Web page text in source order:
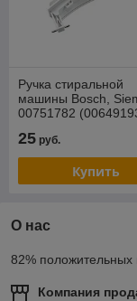
Ручка стиральной
машины Bosch,
00751782
25 руб.
Купить
О нас
82% положительных
Компания